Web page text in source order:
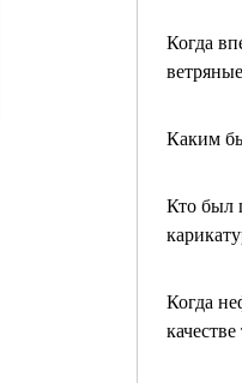
Когда
Каким
Кто был
Когда